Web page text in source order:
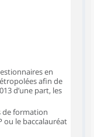
en
afin de
d’une part, les
de formation
ou le baccalauréat